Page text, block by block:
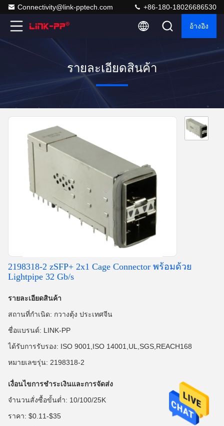
Connectivity@link-pptech.com +86-180-18026686530
อ้างอิง
รายละเอียดสินค้า
2198318-2 zSFP+ 2x1 Cage Connector พร้อมด้วย
Lightpipe 32 Gb/s
รายละเอียดสินค้า
สถานที่กำเนิด: กวางตุ้ง ประเทศจีน
ชื่อแบรนด์: LINK-PP
ได้รับการรับรอง: ISO 9001,ISO 14001,UL,SGS,REACH168
หมายเลขรุ่น: 2198318-2
เงื่อนไขการชำระเงินและการจัดส่ง
จำนวนสั่งซื้อขั้นต่ำ: 10/100/25K
ราคา: $0.11-$35